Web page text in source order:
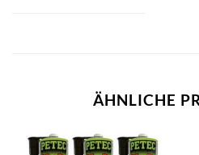
ÄHNLICHE